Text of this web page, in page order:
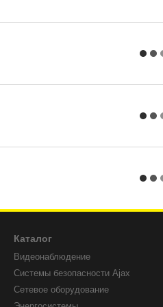
Каталог
Видеонаблюдение
Системы безопасности Ajax
Сетевое оборудование